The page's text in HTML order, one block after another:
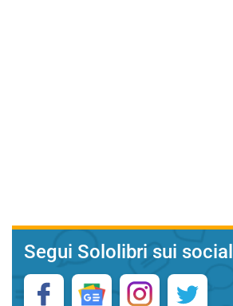
Segui Sololibri sui social